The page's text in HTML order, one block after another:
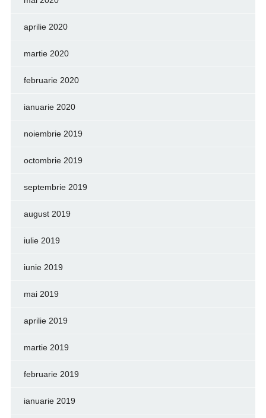
aprilie 2020
martie 2020
februarie 2020
ianuarie 2020
noiembrie 2019
octombrie 2019
septembrie 2019
august 2019
iulie 2019
iunie 2019
mai 2019
aprilie 2019
martie 2019
februarie 2019
ianuarie 2019